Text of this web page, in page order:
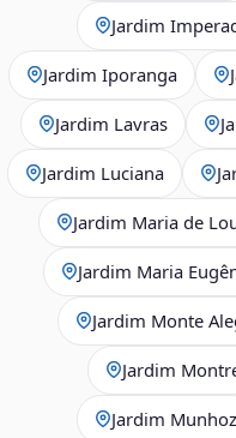
Jardim
Jardim Iporanga
Jardim Lavras
Jardim Luciana
Jardim Maria de
Jardim Maria
Jardim Monte
Jardim
Jardim Munhoz